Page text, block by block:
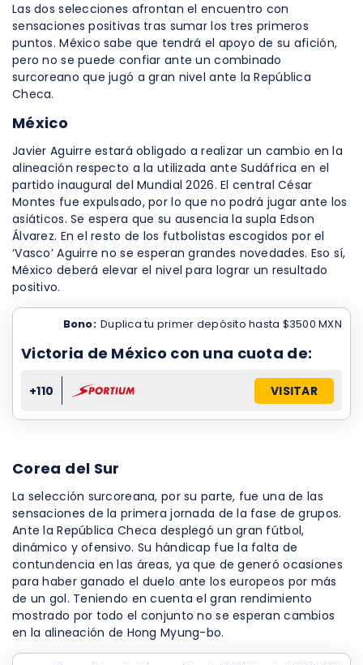
Las dos selecciones afrontan el encuentro con
sensaciones positivas tras sumar los tres primeros
puntos. México sabe que tendrá el apoyo de su afición,
pero no se puede confiar ante un combinado
surcoreano que jugó a gran nivel ante la República
Checa.
México
Javier Aguirre estará obligado a realizar un cambio en la
alineación respecto a la utilizada ante Sudáfrica en el
partido inaugural del Mundial 2026. El central César
Montes fue expulsado, por lo que no podrá jugar ante los
asiáticos. Se espera que su ausencia la supla Edson
Álvarez. En el resto de los futbolistas escogidos por el
‘Vasco’ Aguirre no se esperan grandes novedades. Eso sí,
México deberá elevar el nivel para lograr un resultado
positivo.
Bono: Duplica tu primer depósito hasta $3500 MXN
Victoria de México con una cuota de:
+110 VISITAR
Corea del Sur
La selección surcoreana, por su parte, fue una de las
sensaciones de la primera jornada de la fase de grupos.
Ante la República Checa desplegó un gran fútbol,
dinámico y ofensivo. Su hándicap fue la falta de
contundencia en las áreas, ya que de generó ocasiones
para haber ganado el duelo ante los europeos por más
de un gol. Teniendo en cuenta el gran rendimiento
mostrado por todo el conjunto no se esperan cambios
en la alineación de Hong Myung-bo.